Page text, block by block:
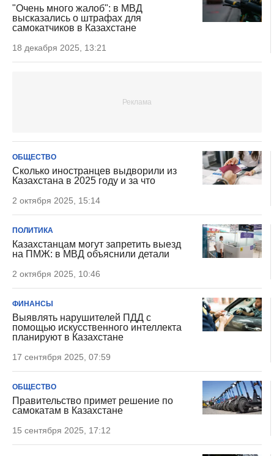
"Очень много жалоб": в МВД
высказались о штрафах для
самокатчиков в Казахстане
18 декабря 2025, 13:21
ОБЩЕСТВО
Сколько иностранцев выдворили из
Казахстана в 2025 году и за что
2 октября 2025, 15:14
ПОЛИТИКА
Казахстанцам могут запретить выезд
на ПМЖ: в МВД объяснили детали
2 октября 2025, 10:46
ФИНАНСЫ
Выявлять нарушителей ПДД с
помощью искусственного интеллекта
планируют в Казахстане
17 сентября 2025, 07:59
ОБЩЕСТВО
Правительство примет решение по
самокатам в Казахстане
15 сентября 2025, 17:12